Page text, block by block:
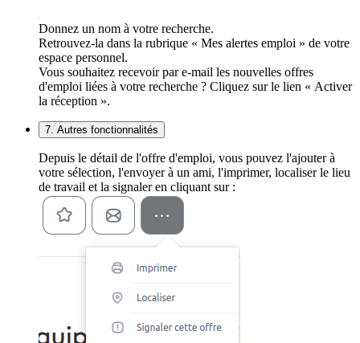
Donnez un nom à votre recherche.
Retrouvez-la dans la rubrique « Mes alertes emploi » de votre
espace personnel.
Vous souhaitez recevoir par e-mail les nouvelles offres
d'emploi liées à votre recherche ? Cliquez sur le lien « Activer
la réception ».
7. Autres fonctionnalités
Depuis le détail de l'offre d'emploi, vous pouvez l'ajouter à
votre sélection, l'envoyer à un ami, l'imprimer, localiser le lieu
de travail et la signaler en cliquant sur :